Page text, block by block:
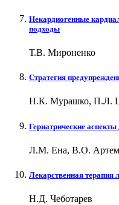
Некардиогенные
подходы
Т.В. Мироненко
Стратегия
Н.К. Мурашко, П.Л.
Гериатрические
Л.М. Ена, В.О.
Лекарственная терапия
Н.Д. Чеботарев